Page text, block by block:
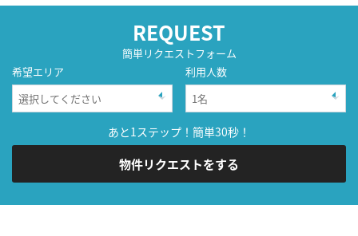
REQUEST
簡単リクエストフォーム
希望エリア
利用人数
あと1ステップ！簡単30秒！
物件リクエストをする